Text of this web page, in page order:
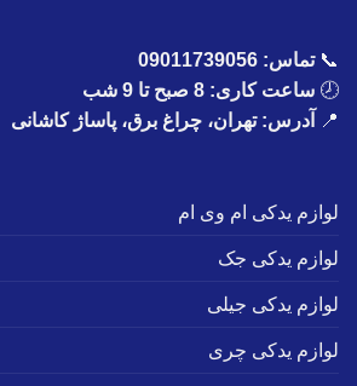
📞تماس: 09011739056
🕗 ساعت کاری: 8 صبح تا 9 شب
📍
آدرس: تهران، چراغ برق، پاساژ کاشانی
لوازم یدکی ام وی ام
لوازم یدکی جک
لوازم یدکی جیلی
لوازم یدکی چری